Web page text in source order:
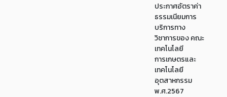
ประกาศอัตราค่า
ธรรมเนียมการ
บริการทาง
วิชาการของ คณะ
เทคโนโลยี
การเกษตรและ
เทคโนโลยี
อุตสาหกรรม
พ.ศ.2567